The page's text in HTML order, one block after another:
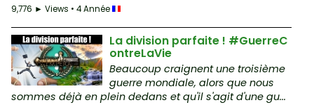
9,776 ► Views • 4 Année
La division parfaite ! #GuerreC
ontreLaVie
Beaucoup craignent une troisième
guerre mondiale, alors que nous
sommes déjà en plein dedans et qu'il s'agit d'une gu...